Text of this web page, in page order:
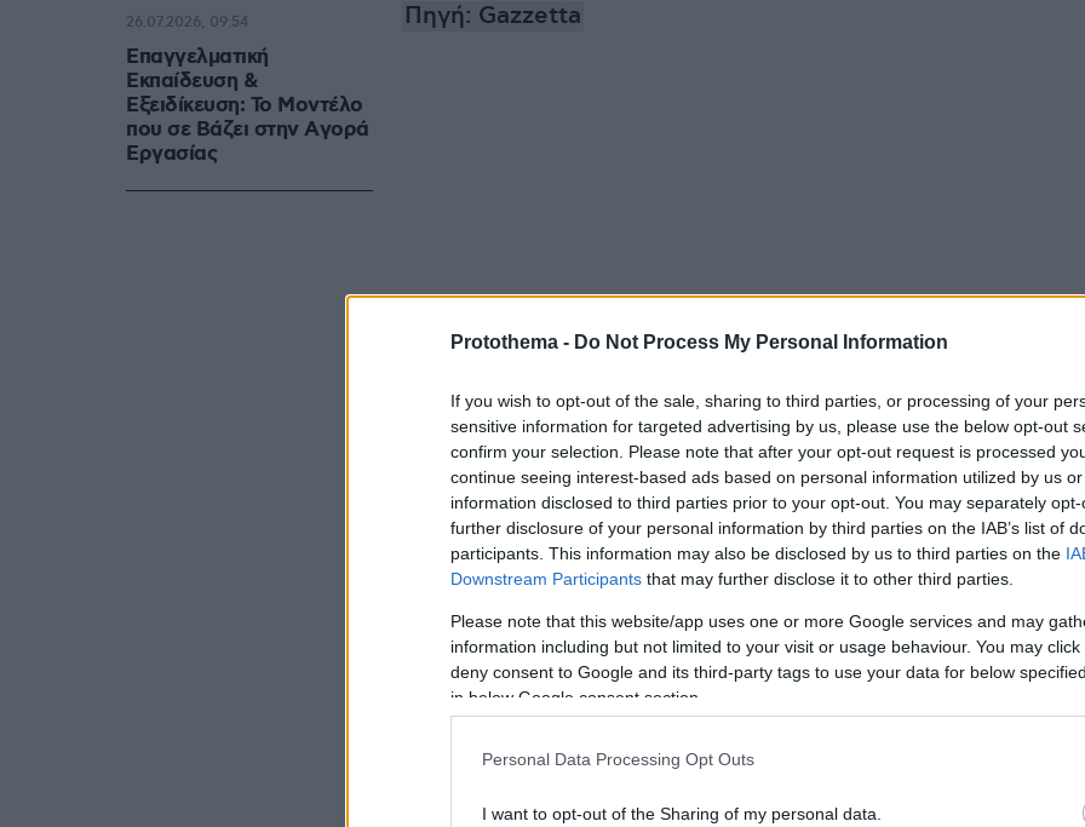
Protothema - Do Not Process My Personal Information
If you wish to opt-out of the sale, sharing to third parties, or processing of your
sensitive information for targeted advertising by us, please use the below opt-out
confirm your selection. Please note that after your opt-out request is processed
continue seeing interest-based ads based on personal information utilized by us
information disclosed to third parties prior to your opt-out. You may separately
further disclosure of your personal information by third parties on the IAB’s list of
participants. This information may also be disclosed by us to third parties on the
Downstream Participants that may further disclose it to other third parties.
Please note that this website/app uses one or more Google services and may
information including but not limited to your visit or usage behaviour. You may
deny consent to Google and its third-party tags to use your data for below
in below Google consent section.
Personal Data Processing Opt Outs
I want to opt-out of the Sharing of my personal data.
Πηγή: Gazzetta
Επαγγελματική
Εκπαίδευση &
Εξειδίκευση: Το Mοντέλο
που σε Bάζει στην Aγορά
Eργασίας
26.07.2026, 09:54